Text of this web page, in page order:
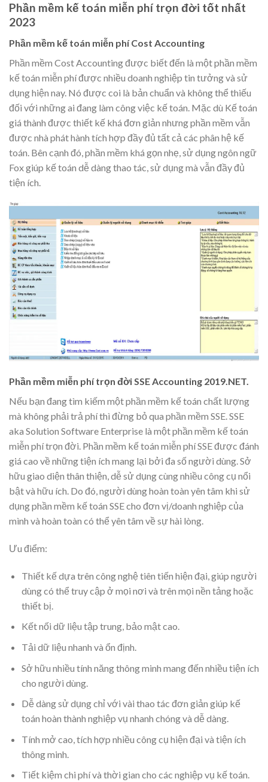
Phần mềm kế toán miễn phí trọn đời tốt nhất
2023
Phần mềm kế toán miễn phí Cost Accounting
Phần mềm Cost Accounting được biết đến là một phần mềm
kế toán miễn phí được nhiều doanh nghiệp tin tưởng và sử
dụng hiện nay. Nó được coi là bản chuẩn và không thể thiếu
đối với những ai đang làm công việc kế toán. Mặc dù Kế toán
giá thành được thiết kế khá đơn giản nhưng phần mềm vẫn
được nhà phát hành tích hợp đầy đủ tất cả các phân hệ kế
toán. Bên cạnh đó, phần mềm khá gọn nhẹ, sử dụng ngôn ngữ
Fox giúp kế toán dễ dàng thao tác, sử dụng mà vẫn đầy đủ
tiện ích.
Phần mềm miễn phí trọn đời SSE Accounting 2019.NET.
Nếu bạn đang tìm kiếm một phần mềm kế toán chất lượng
mà không phải trả phí thì đừng bỏ qua phần mềm SSE. SSE
aka Solution Software Enterprise là một phần mềm kế toán
miễn phí trọn đời. Phần mềm kế toán miễn phí SSE được đánh
giá cao về những tiện ích mang lại bởi đa số người dùng. Sở
hữu giao diện thân thiện, dễ sử dụng cùng nhiều công cụ nổi
bật và hữu ích. Do đó, người dùng hoàn toàn yên tâm khi sử
dụng phần mềm kế toán SSE cho đơn vị/doanh nghiệp của
mình và hoàn toàn có thể yên tâm về sự hài lòng.
Ưu điểm:
Thiết kế dựa trên công nghệ tiên tiến hiện đại, giúp người
dùng có thể truy cập ở mọi nơi và trên mọi nền tảng hoặc
thiết bị.
Kết nối dữ liệu tập trung, bảo mật cao.
Tải dữ liệu nhanh và ổn định.
Sở hữu nhiều tính năng thông minh mang đến nhiều tiện ích
cho người dùng.
Dễ dàng sử dụng chỉ với vài thao tác đơn giản giúp kế
toán hoàn thành nghiệp vụ nhanh chóng và dễ dàng.
Tính mở cao, tích hợp nhiều công cụ hiện đại và tiện ích
thông minh.
Tiết kiệm chi phí và thời gian cho các nghiệp vụ kế toán.